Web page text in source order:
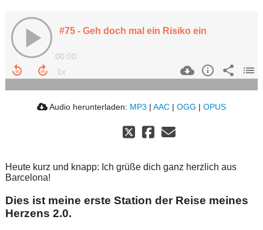
#75 - Geh doch mal ein Risiko ein
00:00
Audio herunterladen: MP3 | AAC | OGG | OPUS
Heute kurz und knapp: Ich grüße dich ganz herzlich aus
Barcelona!
Dies ist meine erste Station der Reise meines
Herzens 2.0.